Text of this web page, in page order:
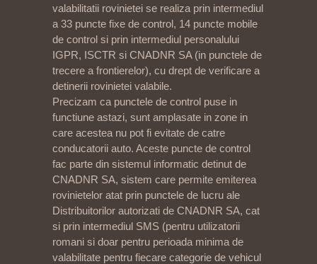
valabilitatii rovinietei se realiza prin intermediul
a 33 puncte fixe de control, 14 puncte mobile
de control si prin intermediul personalului
IGPR, ISCTR si CNADNR SA (in punctele de
trecere a frontierelor), cu drept de verificare a
detinerii rovinietei valabile.
Precizam ca punctele de control puse in
functiune astazi, sunt amplasate in zone in
care acestea nu pot fi evitate de catre
conducatorii auto. Aceste puncte de control
fac parte din sistemul informatic detinut de
CNADNR SA, sistem care permite emiterea
rovinietelor atat prin punctele de lucru ale
Distribuitorilor autorizati de CNADNR SA, cat
si prin intermediul SMS (pentru utilizatorii
romani si doar pentru perioada minima de
valabilitate pentru fiecare categorie de vehicul